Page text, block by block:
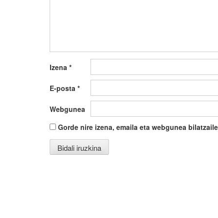
Izena *
E-posta *
Webgunea
Gorde nire izena, emaila eta webgunea